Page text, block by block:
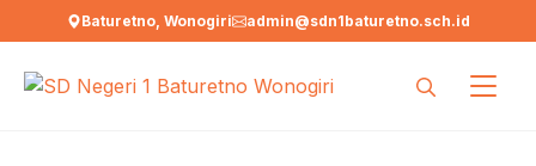
Langsung
ke
Baturetno, Wonogiri admin@sdn1baturetno.sch.id